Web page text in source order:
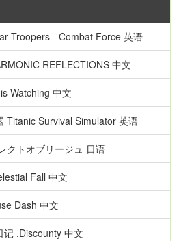
Troopers - Combat Force 英语
REFLECTIONS 中文
Watching 中文
Titanic Survival Simulator 英语
クトオブリージュ 日语
Fall 中文
Dash 中文
记 .Discounty 中文